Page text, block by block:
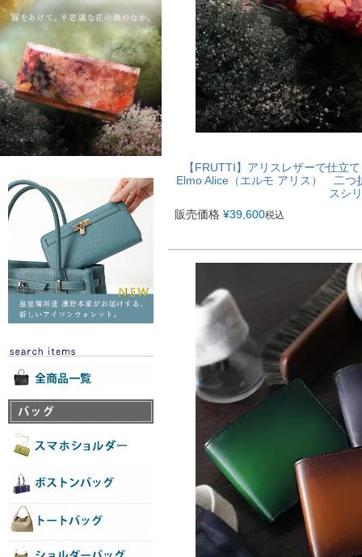
【FRUTTI】アリスレザーで仕
Elmo Alice（エルモ アリス） 二
スシ
販売価格 ¥39,600税込